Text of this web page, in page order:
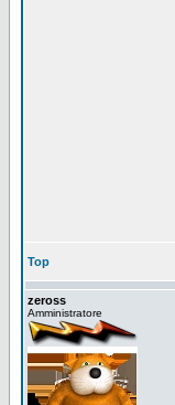
Top
zeross
Amministratore